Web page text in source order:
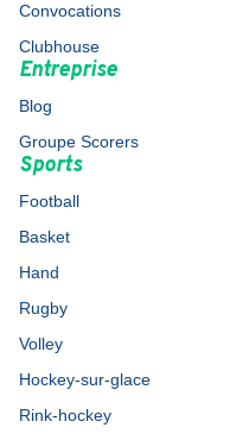
Convocations
Clubhouse
Entreprise
Blog
Groupe Scorers
Sports
Football
Basket
Hand
Rugby
Volley
Hockey-sur-glace
Rink-hockey